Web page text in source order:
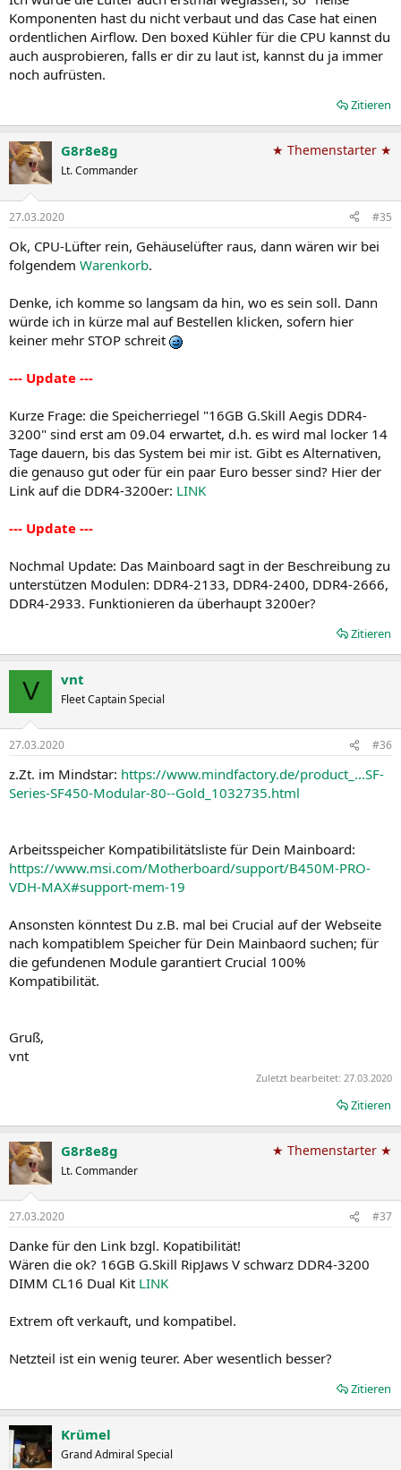
Komponenten hast du nicht verbaut und das Case hat einen
ordentlichen Airflow. Den boxed Kühler für die CPU kannst du
auch ausprobieren, falls er dir zu laut ist, kannst du ja immer
noch aufrüsten.
Zitieren
G8r8e8g
Lt. Commander
★ Themenstarter ★
27.03.2020 #35
Ok, CPU-Lüfter rein, Gehäuselüfter raus, dann wären wir bei
folgendem Warenkorb.
Denke, ich komme so langsam da hin, wo es sein soll. Dann
würde ich in kürze mal auf Bestellen klicken, sofern hier
keiner mehr STOP schreit
--- Update ---
Kurze Frage: die Speicherriegel "16GB G.Skill Aegis DDR4-
3200" sind erst am 09.04 erwartet, d.h. es wird mal locker 14
Tage dauern, bis das System bei mir ist. Gibt es Alternativen,
die genauso gut oder für ein paar Euro besser sind? Hier der
Link auf die DDR4-3200er: LINK
--- Update ---
Nochmal Update: Das Mainboard sagt in der Beschreibung zu
unterstützen Modulen: DDR4-2133, DDR4-2400, DDR4-2666,
DDR4-2933. Funktionieren da überhaupt 3200er?
Zitieren
V vnt
Fleet Captain Special
27.03.2020 #36
z.Zt. im Mindstar: https://www.mindfactory.de/product_...SF-
Series-SF450-Modular-80--Gold_1032735.html
Arbeitsspeicher Kompatibilitätsliste für Dein Mainboard:
https://www.msi.com/Motherboard/support/B450M-PRO-
VDH-MAX#support-mem-19
Ansonsten könntest Du z.B. mal bei Crucial auf der Webseite
nach kompatiblem Speicher für Dein Mainbaord suchen; für
die gefundenen Module garantiert Crucial 100%
Kompatibilität.
Gruß,
vnt
Zuletzt bearbeitet: 27.03.2020
Zitieren
G8r8e8g
Lt. Commander
★ Themenstarter ★
27.03.2020 #37
Danke für den Link bzgl. Kopatibilität!
Wären die ok? 16GB G.Skill RipJaws V schwarz DDR4-3200
DIMM CL16 Dual Kit LINK
Extrem oft verkauft, und kompatibel.
Netzteil ist ein wenig teurer. Aber wesentlich besser?
Zitieren
Krümel
Grand Admiral Special